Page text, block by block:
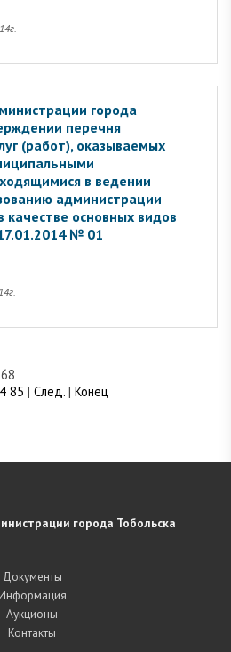
города
перечня
(работ), оказываемых
в ведении
администрации
качестве основных видов
№ 01
85 | След. | Конец
города Тобольска
Документы
Информация
Аукционы
Контакты